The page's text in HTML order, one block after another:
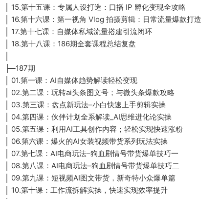
│ 15.第十五课：专属人设打造：口播 IP 孵化变现全攻略
│ 16.第十六课：第一视角 Vlog 拍摄剪辑：日常流量爆款打造
│ 17.第十七课：自媒体私域流量搭建引流闭环
│ 18.第十八课：186期全套课程总结复盘
├─187期
│ 01.第一课：AI自媒体趋势解读轻松变现
│ 02.第二课：玩转ai头条图文号；与微头条爆款攻略
│ 03.第三课：盘点新玩法–小白快速上手剪辑实操
│ 04.第四课：伙伴计划全系解读_AI思维进化论实操
│ 05.第五课：利用AI工具创作内容；轻松实现快速涨粉
│ 06.第六课：爆火的AI女装视频带货系列玩法实操
│ 07.第七课：AI电商玩法–狗血剧情号带货爆单技巧一
│ 08.第八课：AI电商玩法–狗血剧情号带货爆单技巧二
│ 09.第九课：短视频AI图文带货，新奇特小众爆单篇
│ 10.第十课：工作流拆解实操，快速实现效率提升